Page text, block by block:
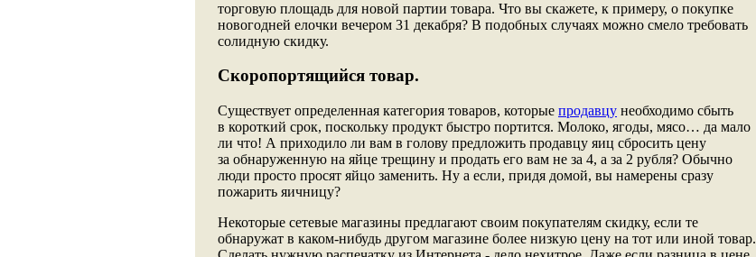
торговую площадь для новой партии товара. Что вы скажете, к примеру, о покупке
новогодней елочки вечером 31 декабря? В подобных случаях можно смело требовать
солидную скидку.
Скоропортящийся товар.
Существует определенная категория товаров, которые продавцу необходимо сбыть
в короткий срок, поскольку продукт быстро портится. Молоко, ягоды, мясо… да мало
ли что! А приходило ли вам в голову предложить продавцу яиц сбросить цену
за обнаруженную на яйце трещину и продать его вам не за 4, а за 2 рубля? Обычно
люди просто просят яйцо заменить. Ну а если, придя домой, вы намерены сразу
пожарить яичницу?
Некоторые сетевые магазины предлагают своим покупателям скидку, если те
обнаружат в каком-нибудь другом магазине более низкую цену на тот или иной товар.